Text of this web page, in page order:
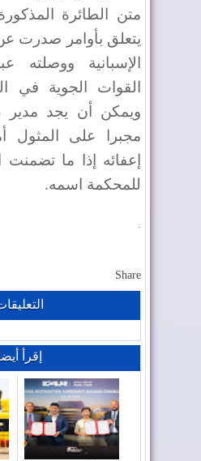
متن الطائرة
يتعلق بأوامر صدرت
الإسبانية ووصلته
القوات الجوية في
ويمكن أن يجد مدير
مجبرا على المثول
إعفائه إذا ما تضمنت
للمحكمة اسمه.
.
Share
إقرأ